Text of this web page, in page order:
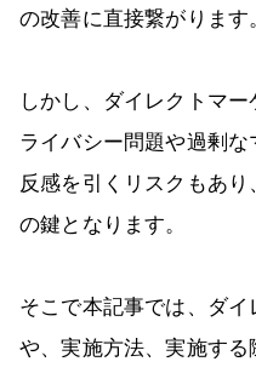
の改善に直接繋がります
しかし、ダイレクトマ
ライバシー問題や過剰
反感を引くリスクもあ
の鍵となります。
そこで本記事では、ダ
や、実施方法、実施す